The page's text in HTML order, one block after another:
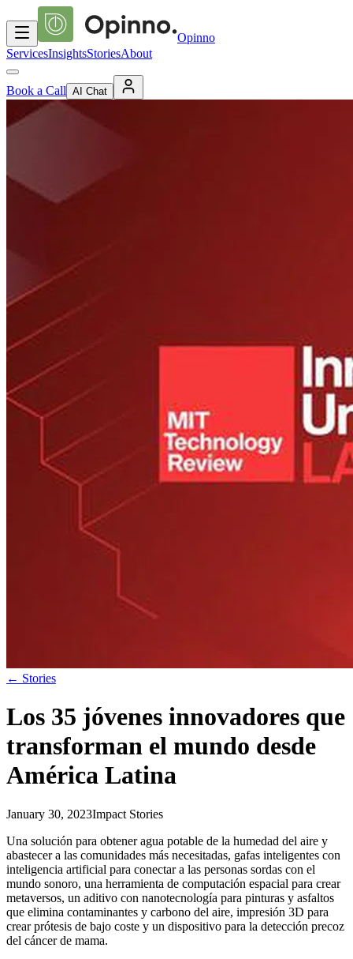
Opinno
ServicesInsightsStoriesAbout
Book a Call AI Chat
← Stories
Los 35 jóvenes innovadores que
transforman el mundo desde
América Latina
January 30, 2023Impact Stories
Una solución para obtener agua potable de la humedad del aire y
abastecer a las comunidades más necesitadas, gafas inteligentes con
inteligencia artificial para conectar a las personas sordas con el
mundo sonoro, una herramienta de computación espacial para crear
metaversos, un aditivo con nanotecnología para pinturas y asfaltos
que elimina contaminantes y carbono del aire, impresión 3D para
crear prótesis de bajo coste y un dispositivo para la detección precoz
del cáncer de mama.